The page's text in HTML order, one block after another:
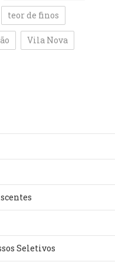
teor de finos
Vila Nova
Seletivos